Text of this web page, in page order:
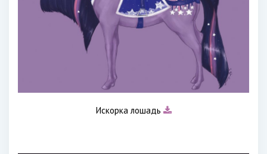
Искорка лошадь